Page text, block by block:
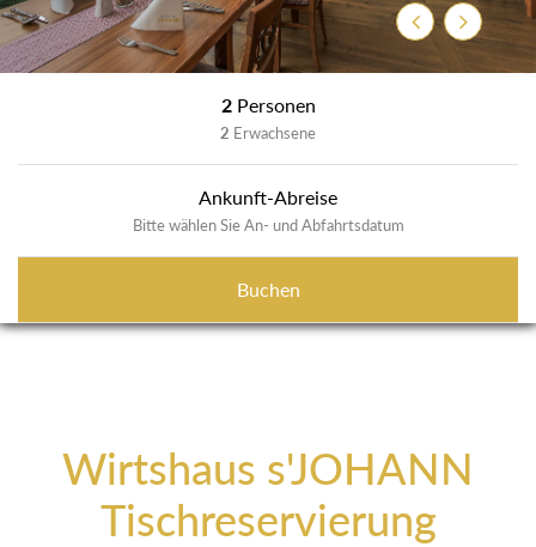
ZurückWeiter
2 Personen
2 Erwachsene
Ankunft-Abreise
Bitte wählen Sie An- und Abfahrtsdatum
Buchen
Wirtshaus s'JOHANN
Tischreservierung